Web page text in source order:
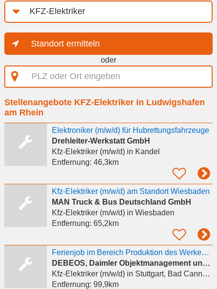
Job-
Kategorie
Standort ermitteln
oder
PLZ
oder
eingeben
Stellenangebote KFZ-Elektriker in Ludwigshafen
am Rhein
Elektroniker (m/w/d) für Hubrettungsfahrzeuge
Drehleiter-Werkstatt GmbH
Kfz-Elektriker (m/w/d)in Kandel
Entfernung: 46,3km
Kfz-Elektriker (m/w/d) am Standort Wiesbaden
MAN Truck & Bus Deutschland GmbH
Kfz-Elektriker (m/w/d)in Wiesbaden
Entfernung: 65,2km
Ferienjob im Bereich Produktion des Werkes Untertürkheim September bis Dezember 2026
DEBEOS, Daimler Objektmanagement und Service GmbH
Kfz-Elektriker (m/w/d)in Stuttgart, Bad Cannstatt
Entfernung: 99,9km